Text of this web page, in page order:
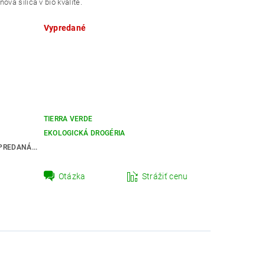
silica v bio kvalite.
Vypredané
TIERRA VERDE
EKOLOGICKÁ DROGÉRIA
Otázka Strážiť cenu